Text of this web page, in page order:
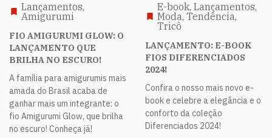
Lançamentos,
Amigurumi
FIO AMIGURUMI GLOW: O
LANÇAMENTO QUE
BRILHA NO ESCURO!
A família para amigurumis mais
amada do Brasil acaba de
ganhar mais um integrante: o
fio Amigurumi Glow, que brilha
no escuro! Conheça já!
E-book, Lançamentos,
Moda, Tendência,
Tricô
LANÇAMENTO: E-BOOK
FIOS DIFERENCIADOS
2024!
Confira o nosso mais novo e-
book e celebre a elegância e o
conforto da coleção
Diferenciados 2024!